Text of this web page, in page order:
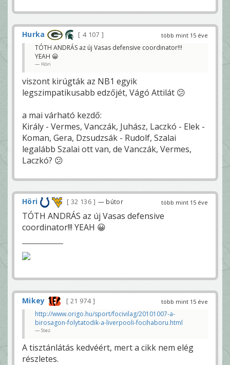
több mint 15 éve
Hurka
4 107
TÓTH ANDRÁS az új Vasas defensive coordinator!!!
YEAH 😀
Höri
viszont kirúgták az NB1 egyik
legszimpatikusabb edzőjét, Vágó Attilát 😕
a mai várható kezdő:
Király - Vermes, Vanczák, Juhász, Laczkó - Elek -
Koman, Gera, Dzsudzsák - Rudolf, Szalai
legalább Szalai ott van, de Vanczák, Vermes,
Laczkó? 😕
több mint 15 éve
Höri 32 136 — bútor
TÓTH ANDRÁS az új Vasas defensive
coordinator!!! YEAH 😀
több mint 15 éve
Mikey
21 974
http://www.origo.hu/sport/focivilag/20101007-a-
birosagon-folytatodik-a-liverpooli-focihaboru.html
Stez
A tisztánlátás kedvéért, mert a cikk nem elég
részletes.